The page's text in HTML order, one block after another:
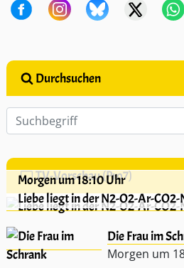
Durchsuchen
TV-Vorschau (Pro7)
Morgen um 18:10 Uhr
Liebe liegt in der N2-O2-Ar-CO2-
Die Frau im
Morgen um